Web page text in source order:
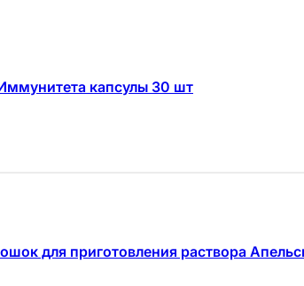
капсулы 30 шт
для приготовления раствора